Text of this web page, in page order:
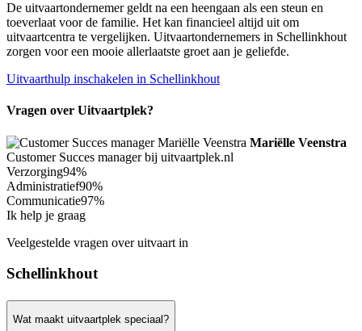
De uitvaartondernemer geldt na een heengaan als een steun en
toeverlaat voor de familie. Het kan financieel altijd uit om
uitvaartcentra te vergelijken. Uitvaartondernemers in Schellinkhout
zorgen voor een mooie allerlaatste groet aan je geliefde.
Uitvaarthulp inschakelen in Schellinkhout
Vragen over Uitvaartplek?
Mariëlle Veenstra
Customer Succes manager bij uitvaartplek.nl
Verzorging94%
Administratief90%
Communicatie97%
Ik help je graag
Veelgestelde vragen over uitvaart in
Schellinkhout
Wat maakt uitvaartplek speciaal?